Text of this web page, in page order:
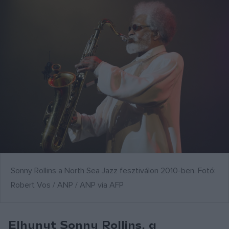
Sonny Rollins a North Sea Jazz fesztiválon 2010-ben. Fotó:
Robert Vos / ANP / ANP via AFP
Elhunyt Sonny Rollins, a